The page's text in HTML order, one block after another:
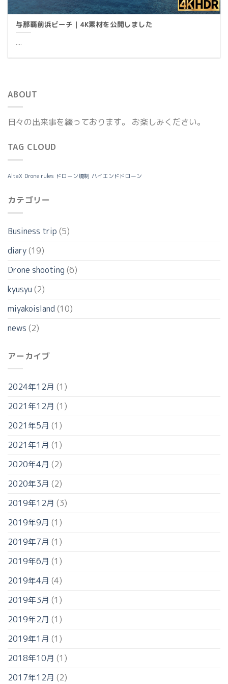
与那覇前浜ビーチ｜4K素材を公開しました
....
ABOUT
日々の出来事を綴っております。 お楽しみください。
TAG CLOUD
AltaX Drone rules ドローン規制 ハイエンドドローン
カテゴリー
Business trip (5)
diary(19)
Drone shooting (6)
kyusyu (2)
miyakoisland (10)
news (2)
アーカイブ
2024年12月 (1)
2021年12月 (1)
2021年5月 (1)
2021年1月 (1)
2020年4月 (2)
2020年3月 (2)
2019年12月 (3)
2019年9月 (1)
2019年7月 (1)
2019年6月 (1)
2019年4月 (4)
2019年3月 (1)
2019年2月 (1)
2019年1月 (1)
2018年10月 (1)
2017年12月 (2)